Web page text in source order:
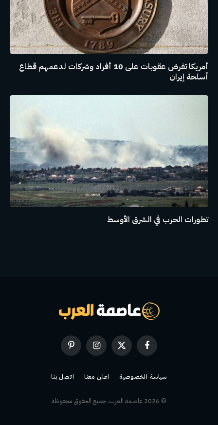
أمريكا تفرض عقوبات على 10 أفراد وشركات لدعمهم قطاع
أسلحة إيران
تطورات الحرب في الشرق الأوسط
فيسبوك
X
(Twitter)
الانستغرامبينتيريست
سياسة الخصوصية اعلن معنا اتصل بنا
© 2026 عاصمة العرب. جميع الحقوق محفوظة